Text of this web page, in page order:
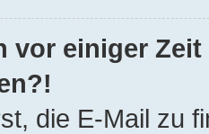
vor einiger
die E-Mail zu